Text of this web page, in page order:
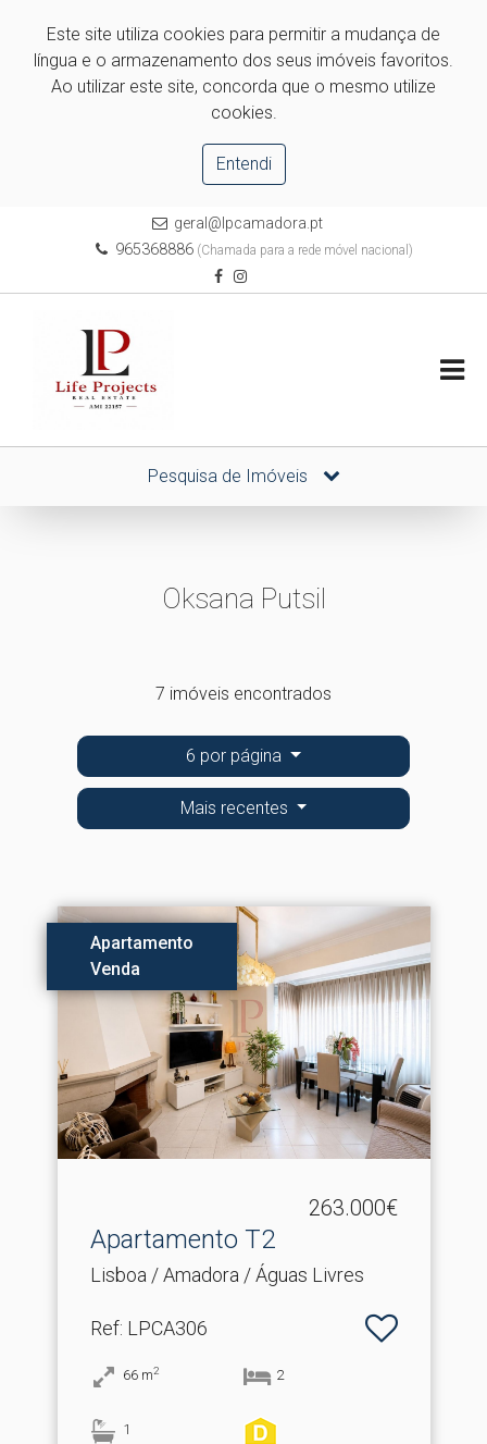
Este site utiliza cookies para permitir a mudança de
língua e o armazenamento dos seus imóveis favoritos.
Ao utilizar este site, concorda que o mesmo utilize
cookies.
Entendi
geral@lpcamadora.pt
965368886 (Chamada para a rede móvel nacional)
Pesquisa de Imóveis
Oksana Putsil
7 imóveis encontrados
6 por página
Mais recentes
Apartamento
Venda
263.000€
Apartamento T2
Lisboa / Amadora / Águas Livres
Ref: LPCA306
66 m2 2
1